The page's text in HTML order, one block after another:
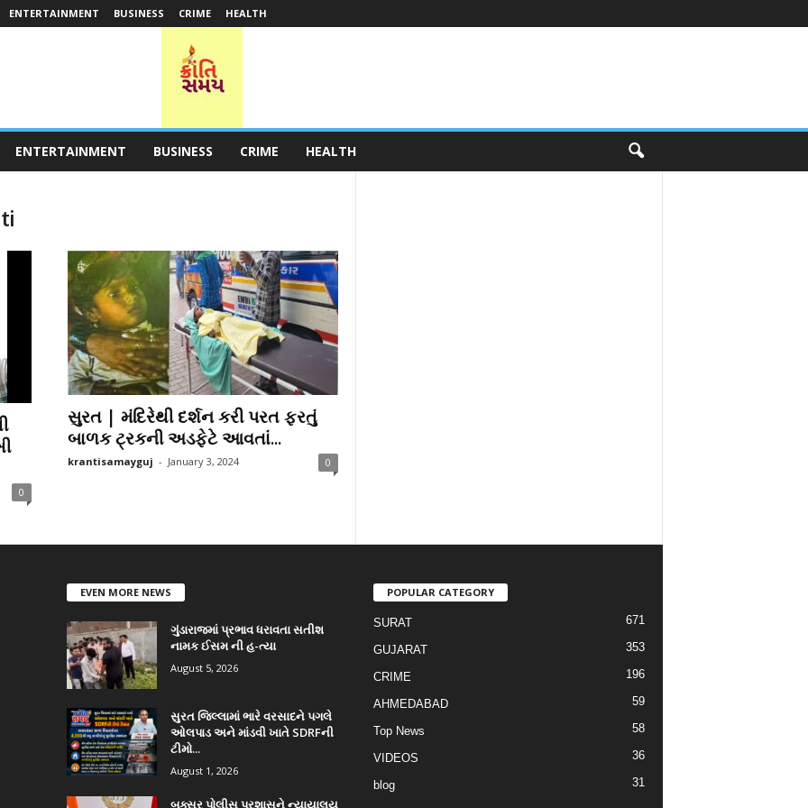
ENTERTAINMENT BUSINESS CRIME HEALTH
ENTERTAINMENT BUSINESS CRIME HEALTH
0
સુરત | મંદિરેથી દર્શન કરી પરત ફરતું
બાળક ટ્રકની અડફેટે આવતાં...
krantisamayguj - January 3, 2024 0
EVEN MORE NEWS
ગુંડારાજમાં પ્રભાવ ધરાવતા સતીશ
નામક ઈસમ ની હ-ત્યા
August 5, 2026
સુરત જિલ્લામાં ભારે વરસાદને પગલે
ઓલપાડ અને માંડવી ખાતે SDRFની
ટીમો...
August 1, 2026
બક્સર પોલીસ પ્રશાસને ન્યાયાલય
POPULAR CATEGORY
SURAT 671
GUJARAT 353
CRIME 196
AHMEDABAD 59
Top News 58
VIDEOS 36
blog 31